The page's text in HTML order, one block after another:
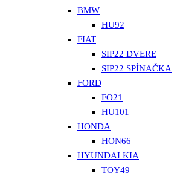
BMW
HU92
FIAT
SIP22 DVERE
SIP22 SPÍNAČKA
FORD
FO21
HU101
HONDA
HON66
HYUNDAI KIA
TOY49